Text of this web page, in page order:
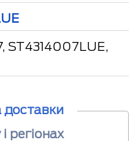
ST4314007LUE,
доставки
регіонах